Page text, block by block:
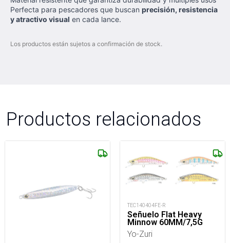
Perfecta para pescadores que buscan precisión, resistencia
y atractivo visual en cada lance.
Los productos están sujetos a confirmación de stock.
Productos relacionados
TEC140404FE-R
Señuelo Flat Heavy
Minnow 60MM/7,5G
Yo-Zuri